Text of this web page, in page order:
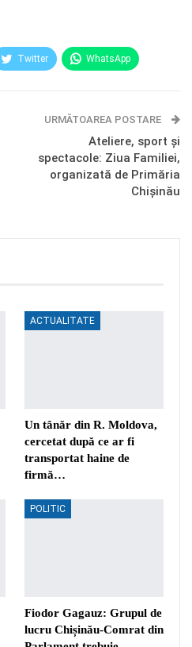
Twitter WhatsApp
URMĂTOAREA POSTARE
Ateliere, sport și
spectacole: Ziua Familiei,
organizată de Primăria
Chișinău
ACTUALITATE
Un tânăr din R. Moldova,
cercetat după ce ar fi
transportat haine de
firmă…
POLITIC
Fiodor Gagauz: Grupul de
lucru Chișinău-Comrat din